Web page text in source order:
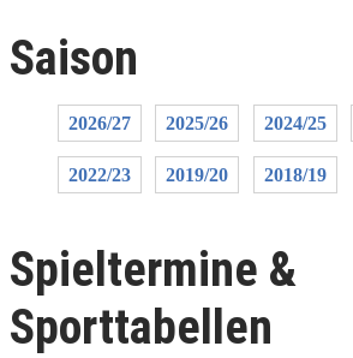
Saison
2026/27 2025/26 2024/25
2022/23 2019/20 2018/19
Spieltermine &
Sporttabellen